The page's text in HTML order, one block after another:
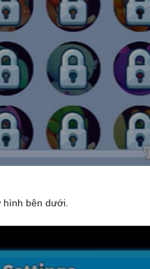
hình bên dưới.